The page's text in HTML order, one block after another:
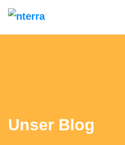
Unser Blog